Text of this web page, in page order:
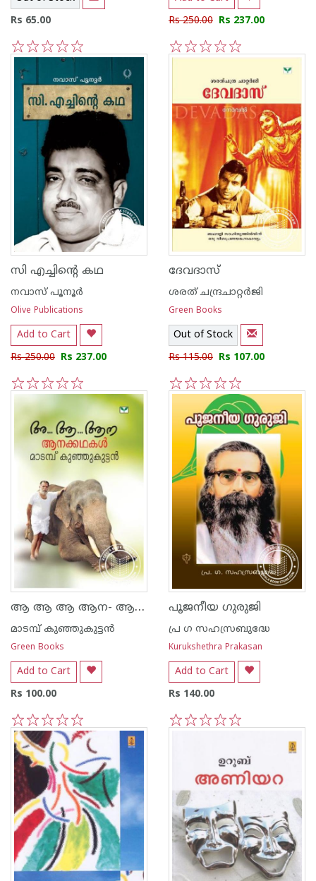
Rs 65.00
5
4
3
2
1
Rs 250.00 Rs 237.00
5
4
3
2
1
സി എച്ചിന്റെ കഥ
നവാസ് പൂനൂര്‍
Olive Publications
Add to Cart
Rs 250.00 Rs 237.00
5
4
3
2
1
ദേവദാസ്‌
ശരത് ചന്ദ്രചാറ്റര്‍ജി
Green Books
Out of Stock
Rs 115.00 Rs 107.00
5
4
3
2
1
ആ ആ ആ ആന- ആനക്കഥകള്‍
മാടമ്പ് കുഞ്ഞുകുട്ടന്‍
Green Books
Add to Cart
Rs 100.00
5
4
3
2
1
പൂജനീയ ഗുരുജി
പ്ര ഗ സഹസ്രബുദ്ധേ
Kurukshethra Prakasan
Add to Cart
Rs 140.00